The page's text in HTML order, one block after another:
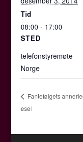
Tid
08:00 - 17:00
STED
telefonstyremøte
Norge
Fantefølgets
esel